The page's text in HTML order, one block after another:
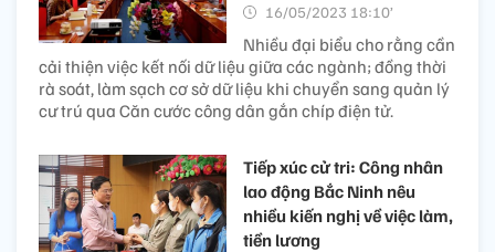
16/05/2023 18:10’
Nhiều đại biểu cho rằng cần
cải thiện việc kết nối dữ liệu giữa các ngành; đồng thời
rà soát, làm sạch cơ sở dữ liệu khi chuyển sang quản lý
cư trú qua Căn cước công dân gắn chíp điện tử.
Tiếp xúc cử tri: Công nhân
lao động Bắc Ninh nêu
nhiều kiến nghị về việc làm,
tiền lương